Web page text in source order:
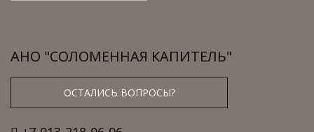
АНО "СОЛОМЕННАЯ КАПИТЕЛЬ"
ОСТАЛИСЬ ВОПРОСЫ?